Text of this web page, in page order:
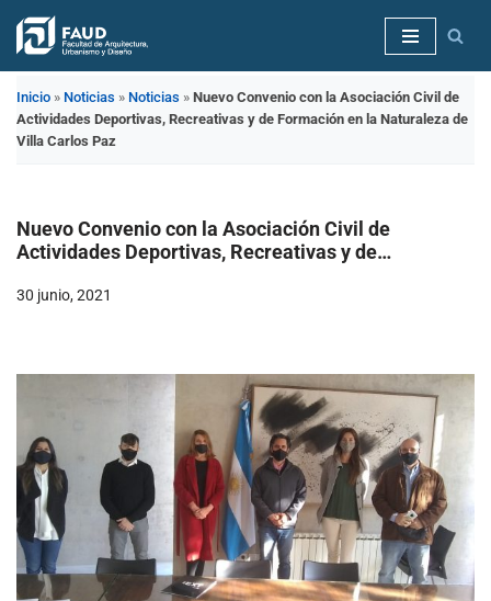
Saltar
contenido
Inicio » Noticias » Noticias » Nuevo Convenio con la Asociación Civil de
Actividades Deportivas, Recreativas y de Formación en la Naturaleza de
Villa Carlos Paz
Nuevo Convenio con la Asociación Civil de
Actividades Deportivas, Recreativas y de
30 junio, 2021